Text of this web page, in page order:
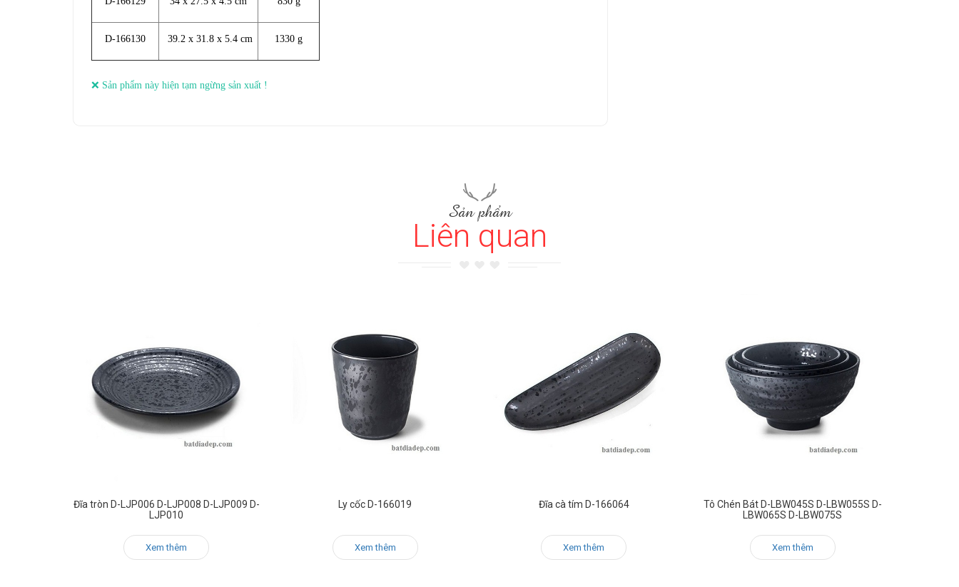
D-166130 39.2 x 31.8 x 5.4 cm 1330 g
❌ Sản phẩm này hiện tạm ngừng sản xuất !
Sản phẩm
Liên quan
Đĩa tròn D-LJP006 D-LJP008 D-LJP009 D-
LJP010
Xem thêm
Ly cốc D-166019
Xem thêm
Đĩa cà tím D-166064
Xem thêm
Tô Chén Bát D-LBW045S D-LBW055S D-
LBW065S D-LBW075S
Xem thêm